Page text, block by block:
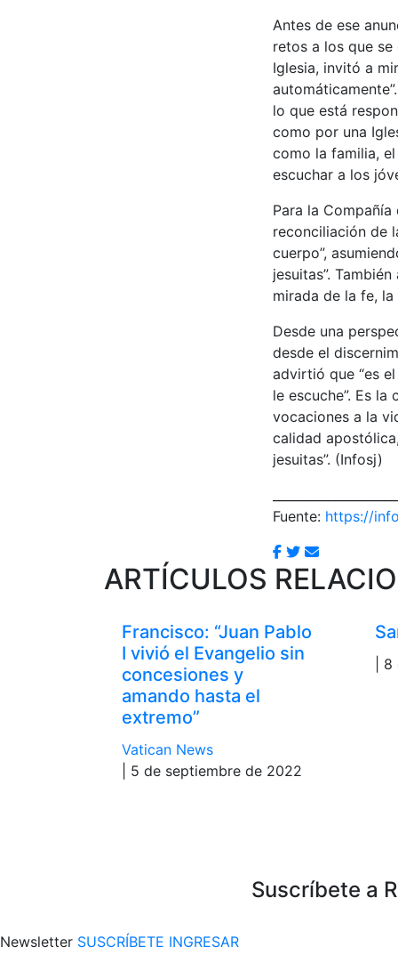
Antes de ese
retos a los que
Iglesia, invitó a
lo que está
como por una
como la familia,
escuchar a los
Para la
reconciliación de
cuerpo”,
jesuitas”.
mirada de la fe, la
Desde una
desde el
advirtió que “es
le escuche”. Es
vocaciones a la
calidad
jesuitas”. (Infosj)
Fuente: https://
ARTÍCULOS
Francisco: “Juan Pablo
I vivió el Evangelio sin
concesiones y
amando hasta el
extremo”
Vatican News
| 5 de septiembre de 2022
|
Suscríbete a
Newsletter SUSCRÍBETE INGRESAR